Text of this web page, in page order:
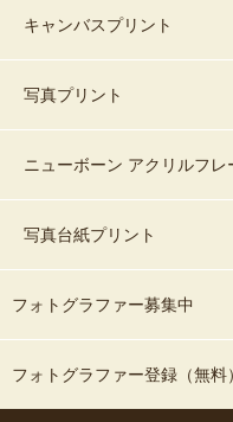
キャンバスプリント
写真プリント
ニューボーン アクリルフレ
写真台紙プリント
フォトグラファー募集中
フォトグラファー登録（無料）